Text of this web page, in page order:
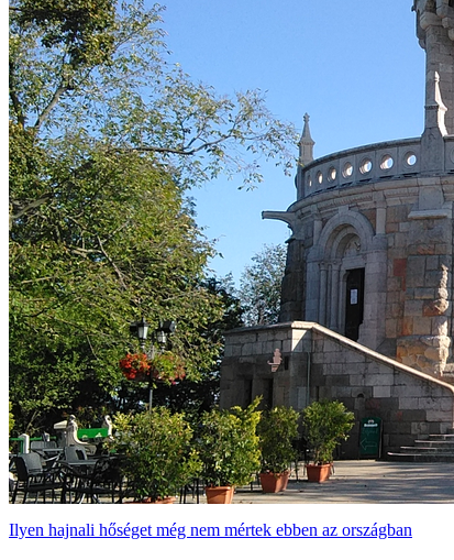
Ilyen hajnali hőséget még nem mértek ebben az országban